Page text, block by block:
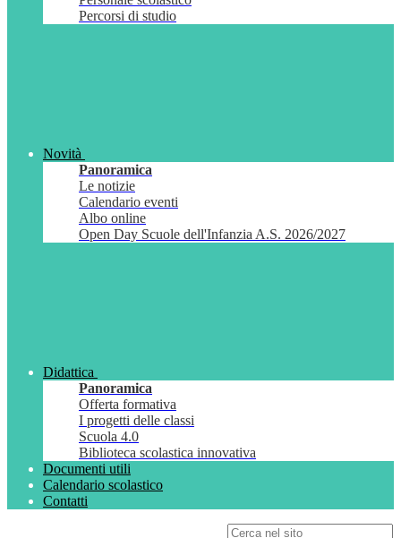
Percorsi di studio
Novità
Panoramica
Le notizie
Calendario eventi
Albo online
Open Day Scuole dell'Infanzia A.S. 2026/2027
Didattica
Panoramica
Offerta formativa
I progetti delle classi
Scuola 4.0
Biblioteca scolastica innovativa
Documenti utili
Calendario scolastico
Contatti